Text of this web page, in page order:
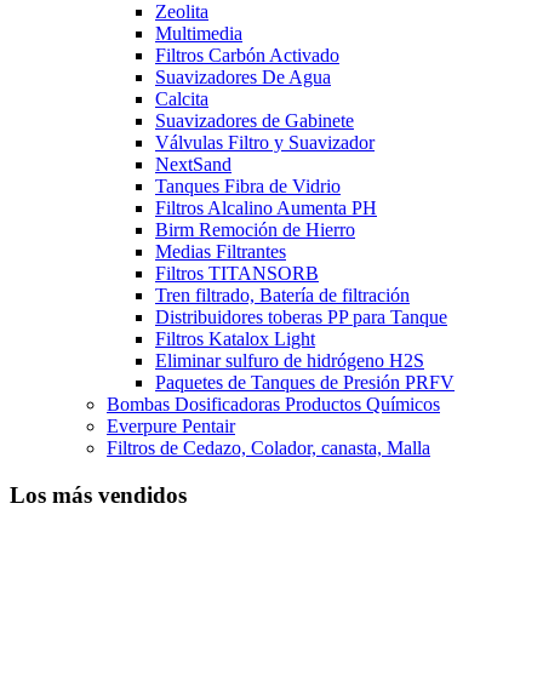
Zeolita
Multimedia
Filtros Carbón Activado
Suavizadores De Agua
Calcita
Suavizadores de Gabinete
Válvulas Filtro y Suavizador
NextSand
Tanques Fibra de Vidrio
Filtros Alcalino Aumenta PH
Birm Remoción de Hierro
Medias Filtrantes
Filtros TITANSORB
Tren filtrado, Batería de filtración
Distribuidores toberas PP para Tanque
Filtros Katalox Light
Eliminar sulfuro de hidrógeno H2S
Paquetes de Tanques de Presión PRFV
Bombas Dosificadoras Productos Químicos
Everpure Pentair
Filtros de Cedazo, Colador, canasta, Malla
Los más vendidos